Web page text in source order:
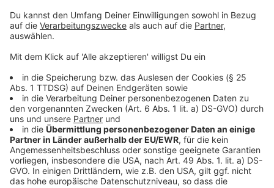
sparen, empfiehlt es sich, den Online Check-in zu
nutzen. Auch die Gepäckaufgabe sollte gut
vorbereitet werden: Es ist sinnvoll, sich im Vorfeld
und das Gepäck möglichst früh abzugeben, um
unnötige Hektik kurz vor Abflug zu vermeiden. Zudem
ist darauf zu achten, alle Gepäckbestimmungen
einzuhalten, um Verzögerungen bei der Abgabe zu
verhindern.
Autor: David Müller